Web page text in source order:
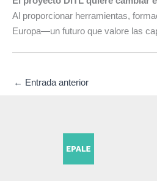
Al proporcionar herramientas,
Europa—un futuro que valore las
← Entrada anterior